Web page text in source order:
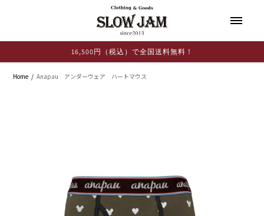
16,500円（税込）で全国送料無料！
Home Anapau アンダーウェア ハートマウス